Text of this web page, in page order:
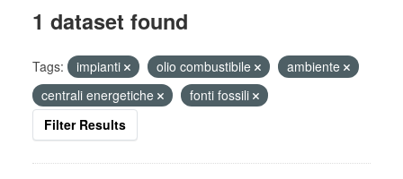
1 dataset found
Tags: impianti olio combustibile
ambiente
centrali energetiche
fonti fossili
Filter Results